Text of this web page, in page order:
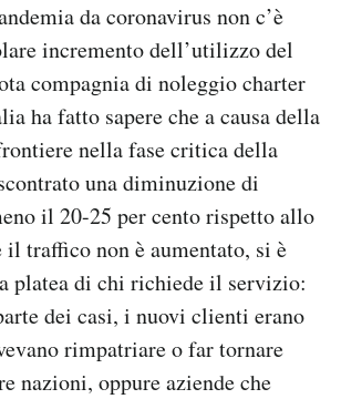
da coronavirus non c’è
incremento dell’utilizzo del
compagnia di noleggio charter
ha fatto sapere che a causa della
nella fase critica della
una diminuzione di
il 20-25 per cento rispetto allo
il traffico non è aumentato, si è
platea di chi richiede il servizio:
dei casi, i nuovi clienti erano
rimpatriare o far tornare
nazioni, oppure aziende che